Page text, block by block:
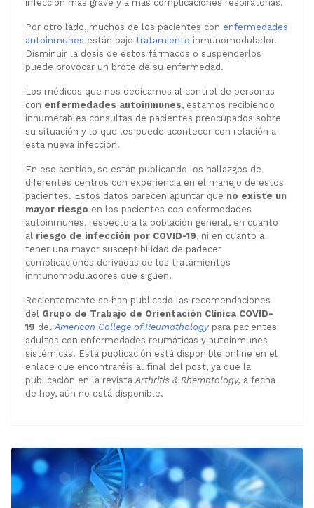
infección más grave y a más complicaciones respiratorias.
Por otro lado, muchos de los pacientes con enfermedades
autoinmunes están bajo tratamiento inmunomodulador.
Disminuir la dosis de estos fármacos o suspenderlos
puede provocar un brote de su enfermedad.
Los médicos que nos dedicamos al control de personas
con enfermedades autoinmunes, estamos recibiendo
innumerables consultas de pacientes preocupados sobre
su situación y lo que les puede acontecer con relación a
esta nueva infección.
En ese sentido, se están publicando los hallazgos de
diferentes centros con experiencia en el manejo de estos
pacientes. Estos datos parecen apuntar que no existe un
mayor riesgo en los pacientes con enfermedades
autoinmunes, respecto a la población general, en cuanto
al riesgo de infección por COVID-19, ni en cuanto a
tener una mayor susceptibilidad de padecer
complicaciones derivadas de los tratamientos
inmunomoduladores que siguen.
Recientemente se han publicado las recomendaciones
del Grupo de Trabajo de Orientación Clínica COVID-
19 delAmerican College of Reumathology para pacientes
adultos con enfermedades reumáticas y autoinmunes
sistémicas. Esta publicación está disponible online en el
enlace que encontraréis al final del post, ya que la
publicación en la revistaArthritis & Rhematology, a fecha
de hoy, aún no está disponible.